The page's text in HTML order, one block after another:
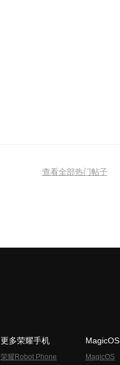
查看全部热门帖子
更多荣耀手机
荣耀Robot Phone
MagicOS
MagicOS